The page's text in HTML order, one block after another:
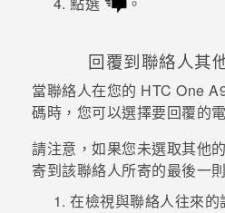
回覆到聯絡人其
當聯絡人在您的 HTC One
碼時，您可以選擇要回覆的
請注意，如果您未選取其他
寄到該聯絡人所寄的最後一
在檢視與聯絡人往來